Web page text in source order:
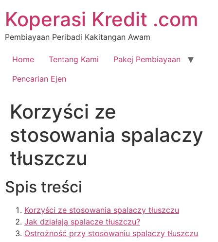
Koperasi Kredit .com
Pembiayaan Peribadi Kakitangan Awam
Home Tentang Kami
Pakej Pembiayaan
Pencarian Ejen
Korzyści ze
stosowania spalaczy
tłuszczu
Spis treści
Korzyści ze stosowania spalaczy tłuszczu
Jak działają spalacze tłuszczu?
Ostrożność przy stosowaniu spalaczy tłuszczu